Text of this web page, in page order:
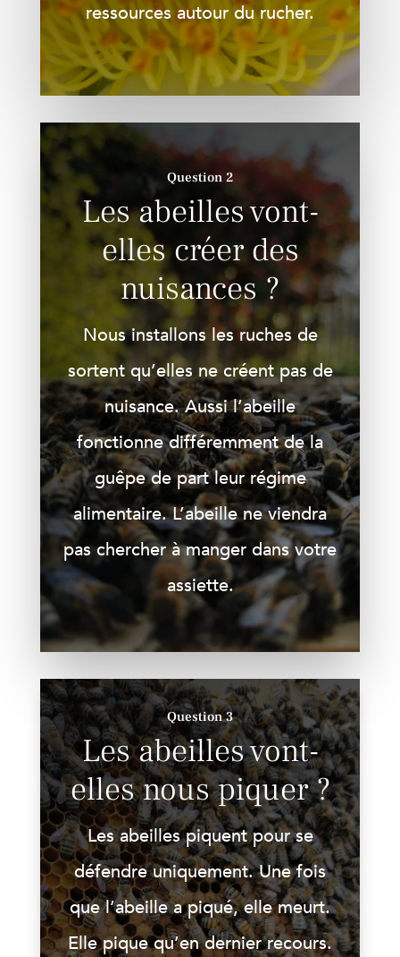
ressources autour du rucher.
Question 2
Les abeilles vont-
elles créer des
nuisances ?
Nous installons les ruches de
sortent qu’elles ne créent pas de
nuisance. Aussi l’abeille
fonctionne différemment de la
guêpe de part leur régime
alimentaire. L’abeille ne viendra
pas chercher à manger dans votre
assiette.
Question 3
Les abeilles vont-
elles nous piquer ?
Les abeilles piquent pour se
défendre uniquement. Une fois
que l’abeille a piqué, elle meurt.
Elle pique qu’en dernier recours.